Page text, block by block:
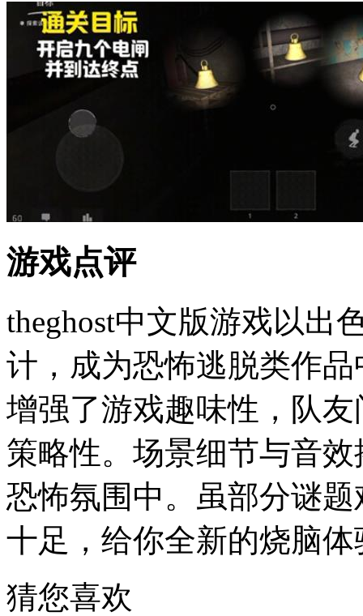
游戏点评
theghost中文版游戏以出
计，成为恐怖逃脱类作
增强了游戏趣味性，队
策略性。场景细节与音
恐怖氛围中。虽部分谜
十足，给你全新的烧脑体
猜您喜欢